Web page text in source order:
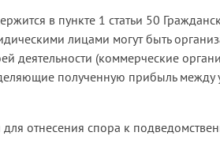
в пункте 1 статьи 50
лицами могут быть
деятельности (коммерческие
полученную прибыль между
отнесения спора к